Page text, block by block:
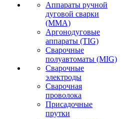
Аппараты ручной
дуговой сварки
(MMA)
Аргонодуговые
аппараты (TIG)
Сварочные
полуавтоматы (MIG)
Сварочные
электроды
Сварочная
проволока
Присадочные
прутки